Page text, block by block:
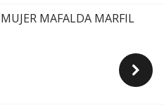
POLERA MUJER MAFALDA MARFIL